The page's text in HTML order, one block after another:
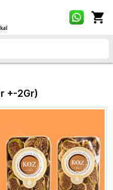
+-2Gr)